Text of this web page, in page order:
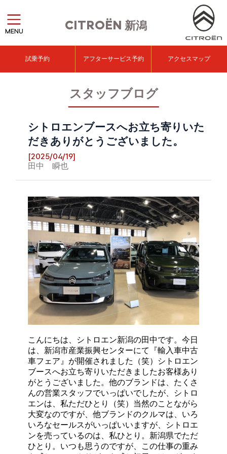
CITROËN 新潟
MENU
試乗予約 アフターサービス予約 アクセスマップ
スタッフブログ
シトロエンブースへお立ち寄りいた
だきありがとうございました。
[2025/04/19]
田中 瞬也
こんにちは、シトロエン新潟の田中です。今日
は、新潟市産業振興センターにて『輸入車中古
車フェア』が開催されました（笑）シトロエン
ブースへお立ち寄りいただきましたお客様あり
がとうございました。他のブランドは、たくさ
んの営業スタッフでいっぱいでしたが、シトロ
エンは、私ただひとり（笑）当然のことながら
大変なのですが、他ブランドのクルマは、いろ
いろなセールスがいっぱいいますが、シトロエ
ンを売っているのは、私ひとり。新潟県でただ
ひとり。いつも思うのですが、この仕事の重み